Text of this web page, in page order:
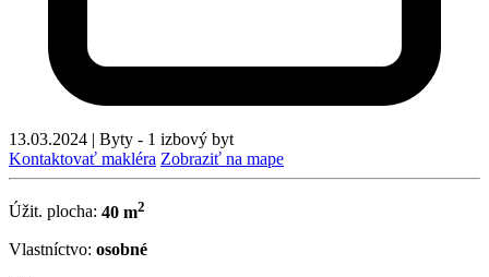
13.03.2024 | Byty - 1 izbový byt
Kontaktovať makléra Zobraziť na mape
Úžit. plocha: 40 m2
Vlastníctvo: osobné